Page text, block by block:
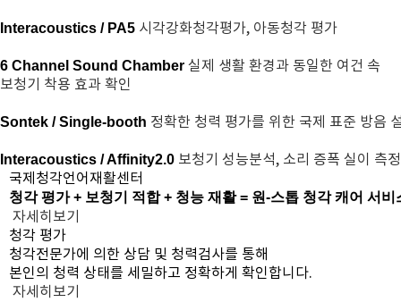
Interacoustics / PA5 시각강화청각평가, 아동청각 평가
6 Channel Sound Chamber 실제 생활 환경과 동일한 여건 속
보청기 착용 효과 확인
Sontek / Single-booth 정확한 청력 평가를 위한 국제 표준 방음
Interacoustics / Affinity2.0 보청기 성능분석, 소리 증폭 실이 측정
국제청각언어재활센터
청각 평가 + 보청기 적합 + 청능 재활= 원-스톱 청각 캐어 서비
자세히보기
청각 평가
청각전문가에 의한 상담 및 청력검사를 통해
본인의 청력 상태를 세밀하고 정확하게 확인합니다.
자세히보기